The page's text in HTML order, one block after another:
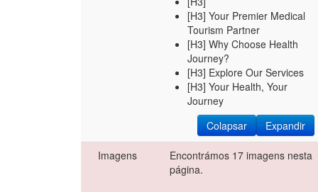
[H3] Your Premier Medical
Tourism Partner
[H3] Why Choose Health
Journey?
[H3] Explore Our Services
[H3] Your Health, Your
Journey
Expandir
Colapsar
Imagens
Encontrámos 17 imagens nesta
página.